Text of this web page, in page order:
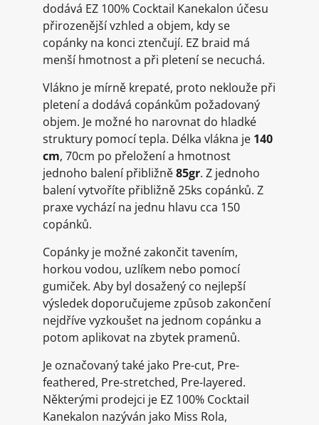
dodává EZ 100% Cocktail Kanekalon účesu
přirozenější vzhled a objem, kdy se
copánky na konci ztenčují. EZ braid má
menší hmotnost a při pletení se necuchá.
Vlákno je mírně krepaté, proto neklouže při
pletení a dodává copánkům požadovaný
objem. Je možné ho narovnat do hladké
struktury pomocí tepla. Délka vlákna je 140
cm, 70cm po přeložení a hmotnost
jednoho balení přibližně85gr. Z jednoho
balení vytvoříte přibližně 25ks copánků. Z
praxe vychází na jednu hlavu cca 150
copánků.
Copánky je možné zakončit tavením,
horkou vodou, uzlíkem nebo pomocí
gumiček. Aby byl dosažený co nejlepší
výsledek doporučujeme způsob zakončení
nejdříve vyzkoušet na jednom copánku a
potom aplikovat na zbytek pramenů.
Je označovaný také jako Pre-cut, Pre-
feathered, Pre-stretched, Pre-layered.
Některými prodejci je EZ 100% Cocktail
Kanekalon nazýván jako Miss Rola,